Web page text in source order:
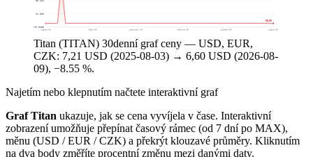
$-570,0608
$1 520
srpen 25 říjen 25 prosinec 25 březen 26 květen 26 srpen 26
$6,60
Titan (TITAN) 30denní graf ceny — USD, EUR,
CZK: 7,21 USD (2025-08-03) → 6,60 USD (2026-08-
09), −8.55 %.
Najetím nebo klepnutím načtete interaktivní graf
Graf Titan ukazuje, jak se cena vyvíjela v čase. Interaktivní
zobrazení umožňuje přepínat časový rámec (od 7 dní po MAX),
měnu (USD / EUR / CZK) a překrýt klouzavé průměry. Kliknutím
na dva body změříte procentní změnu mezi danými daty.